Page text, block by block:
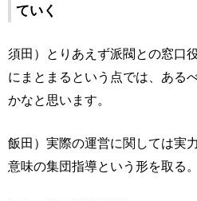
ていく
須田）とりあえず派閥との窓口
にまとまるという点では、ある
かなと思います。
飯田）実際の運営に関しては実
意味の集団指導という形を取る。